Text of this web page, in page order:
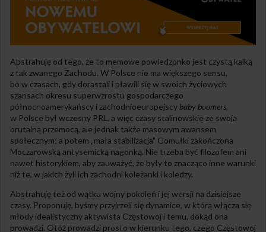
Abstrahuję od tego, że to memowe powiedzonko jest czystą kalką
z tak zwanego Zachodu. W Polsce nie ma większego sensu,
bo w czasach, gdy dorastali i pławili się w swoich życiowych
szansach okresu superwzrostu gospodarczego
północnoamerykańscy i zachodnioeuropejscy baby boomers,
w Polsce był wczesny PRL, a więc czasy stalinowskie ze swoją
brutalną przemocą, ale jednak także masowym awansem
społecznym; a potem „mała stabilizacja” Gomułki zakończona
Moczarowską antysemicką nagonką. Nie trzeba być filozofem ani
nawet historykiem, aby zauważyć, że były to znacząco inne warunki
niż te, w jakich żyli ich zachodni koleżanki i koledzy.
Abstrahuję też od wątku wojny pokoleń i jej wersji na dzisiejsze
czasy. Proponuję, byśmy przyjrzeli się dynamice, w którą włącza się
młody idealistyczny aktywista Częstowoj i temu, dokąd ona
prowadzi. Otóż prowadzi prosto w kierunku tego, czego Częstowoj